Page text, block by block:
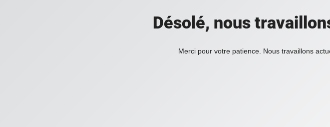
Désolé, nous
Merci pour votre patience. Nous travaillons